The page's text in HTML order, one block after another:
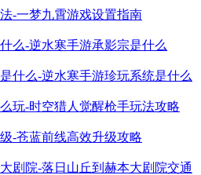
-一梦九霄游戏设置指南
么-逆水寒手游承影宗是什么
什么-逆水寒手游珍玩系统是什么
玩-时空猎人觉醒枪手玩法攻略
-苍蓝前线高效升级攻略
剧院-落日山丘到赫本大剧院交通